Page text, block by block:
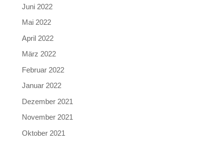
Juni 2022
Mai 2022
April 2022
März 2022
Februar 2022
Januar 2022
Dezember 2021
November 2021
Oktober 2021